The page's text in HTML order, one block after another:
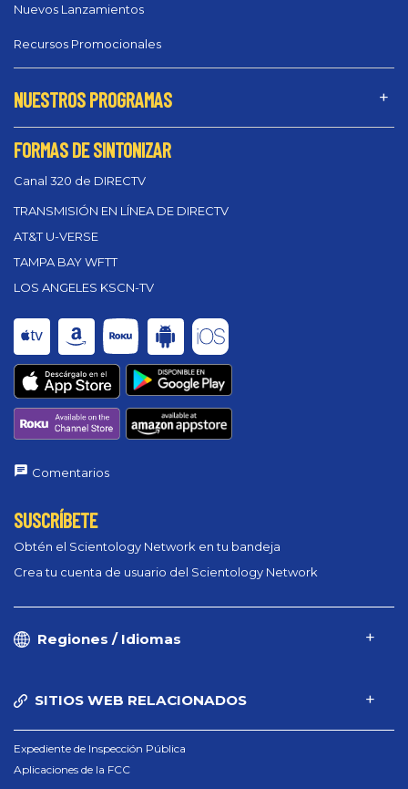
Nuevos Lanzamientos
Recursos Promocionales
NUESTROS PROGRAMAS
FORMAS DE SINTONIZAR
Canal 320 de DIRECTV
TRANSMISIÓN EN LÍNEA DE DIRECTV
AT&T U-VERSE
TAMPA BAY WFTT
LOS ANGELES KSCN-TV
Comentarios
SUSCRÍBETE
Obtén el Scientology Network en tu bandeja
Crea tu cuenta de usuario del Scientology Network
Regiones / Idiomas
SITIOS WEB RELACIONADOS
Expediente de Inspección Pública
Aplicaciones de la FCC